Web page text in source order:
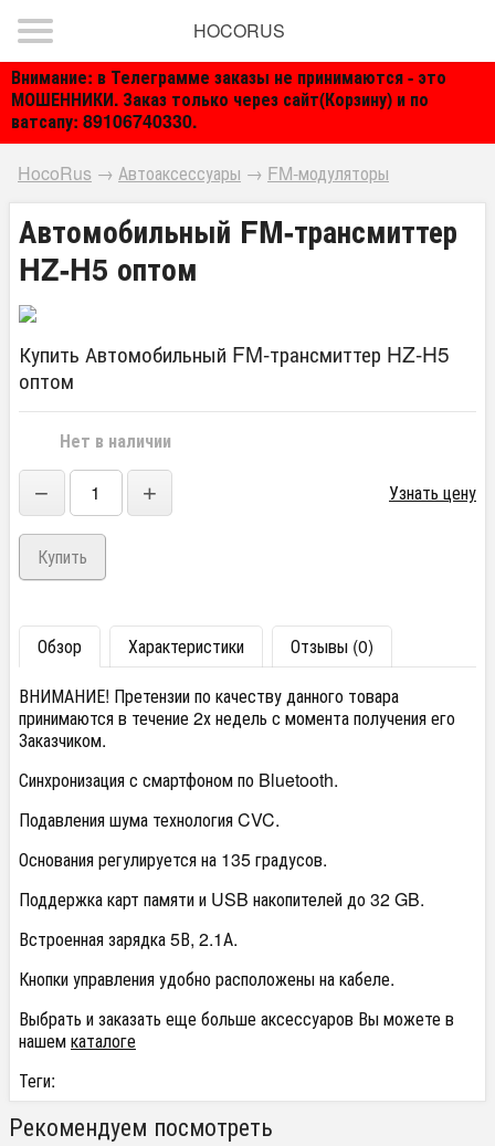
Внимание: в Телеграмме заказы не принимаются - это
МОШЕННИКИ. Заказ только через сайт(Корзину) и по
ватсапу: 89106740330.
HOCORUS
HocoRus → Автоаксессуары → FM-модуляторы
Автомобильный FM-трансмиттер
HZ-H5 оптом
Купить Автомобильный FM-трансмиттер HZ-H5
оптом
Нет в наличии
− + Узнать цену
Обзор Характеристики
Отзывы (0)
ВНИМАНИЕ! Претензии по качеству данного товара
принимаются в течение 2х недель с момента получения его
Заказчиком.
Синхронизация с смартфоном по Bluetooth.
Подавления шума технология CVC.
Основания регулируется на 135 градусов.
Поддержка карт памяти и USB накопителей до 32 GB.
Встроенная зарядка 5В, 2.1А.
Кнопки управления удобно расположены на кабеле.
Выбрать и заказать еще больше аксессуаров Вы можете в
нашемкаталоге
Теги:
Рекомендуем посмотреть